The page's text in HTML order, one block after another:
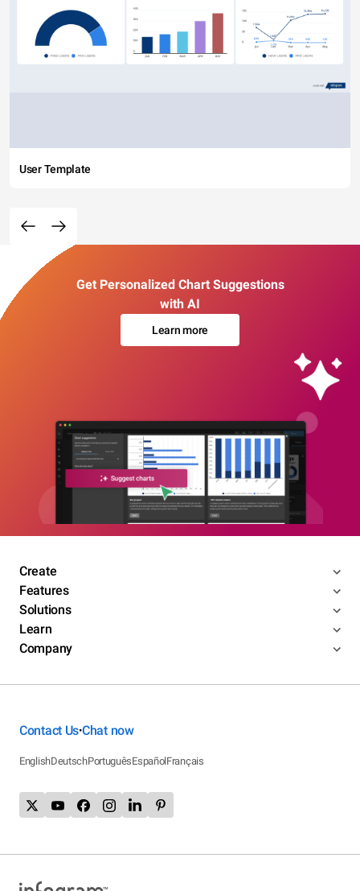
User Template
Get Personalized Chart Suggestions
with AI
Learn more
Create
Features
Solutions
Learn
Company
Contact Us•Chat now
EnglishDeutschPortuguêsEspañolFrançais